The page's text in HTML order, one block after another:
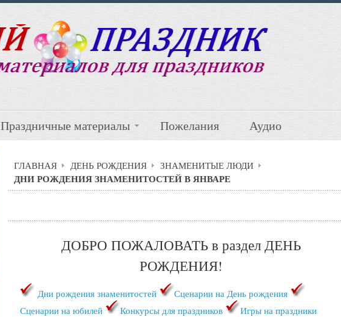
Праздничные материалы Пожелания Аудио
ГЛАВНАЯ ДЕНЬ РОЖДЕНИЯ ЗНАМЕНИТЫЕ ЛЮДИ
ДНИ РОЖДЕНИЯ ЗНАМЕНИТОСТЕЙ В ЯНВАРЕ
ДОБРО ПОЖАЛОВАТЬ в раздел ДЕНЬ
РОЖДЕНИЯ!
Дни рождения знаменитостей
Сценарии на День рождения
Сценарии на юбилей
Конкурсы для праздников Игры на праздники